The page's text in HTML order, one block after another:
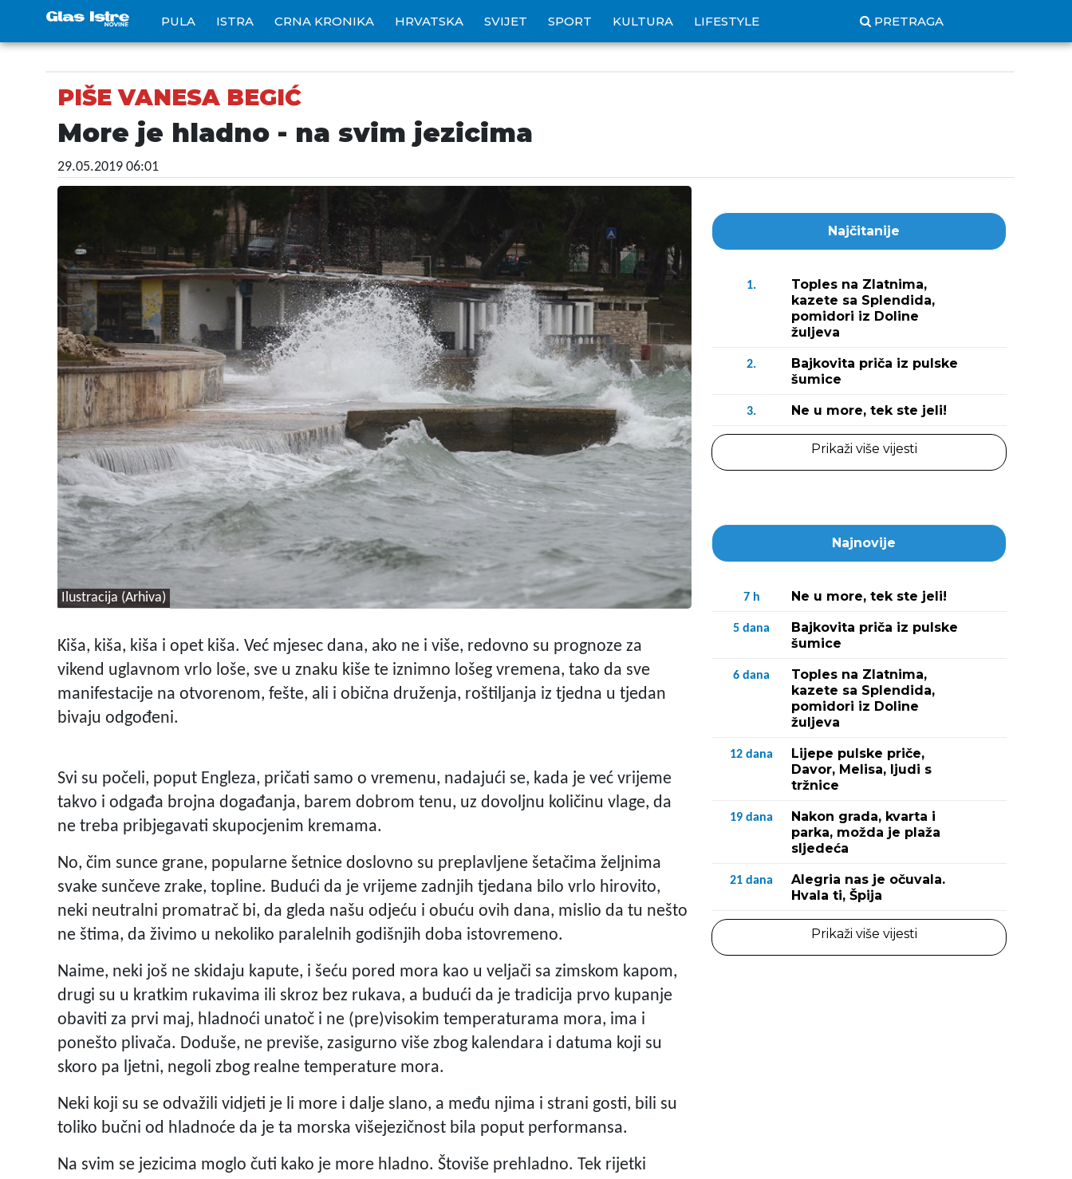
PULA ISTRA CRNA KRONIKA HRVATSKA SVIJET SPORT KULTURA LIFESTYLE PRETRAGA
PIŠE VANESA BEGIĆ
More je hladno - na svim jezicima
29.05.2019 06:01
Ilustracija (Arhiva)
Kiša, kiša, kiša i opet kiša. Već mjesec dana, ako ne i više, redovno su prognoze za
vikend uglavnom vrlo loše, sve u znaku kiše te iznimno lošeg vremena, tako da sve
manifestacije na otvorenom, fešte, ali i obična druženja, roštiljanja iz tjedna u tjedan
bivaju odgođeni.
Svi su počeli, poput Engleza, pričati samo o vremenu, nadajući se, kada je već vrijeme
takvo i odgađa brojna događanja, barem dobrom tenu, uz dovoljnu količinu vlage, da
ne treba pribjegavati skupocjenim kremama.
No, čim sunce grane, popularne šetnice doslovno su preplavljene šetačima željnima
svake sunčeve zrake, topline. Budući da je vrijeme zadnjih tjedana bilo vrlo hirovito,
neki neutralni promatrač bi, da gleda našu odjeću i obuću ovih dana, mislio da tu nešto
ne štima, da živimo u nekoliko paralelnih godišnjih doba istovremeno.
Naime, neki još ne skidaju kapute, i šeću pored mora kao u veljači sa zimskom kapom,
drugi su u kratkim rukavima ili skroz bez rukava, a budući da je tradicija prvo kupanje
obaviti za prvi maj, hladnoći unatoč i ne (pre)visokim temperaturama mora, ima i
ponešto plivača. Doduše, ne previše, zasigurno više zbog kalendara i datuma koji su
skoro pa ljetni, negoli zbog realne temperature mora.
Neki koji su se odvažili vidjeti je li more i dalje slano, a među njima i strani gosti, bili su
toliko bučni od hladnoće da je ta morska višejezičnost bila poput performansa.
Na svim se jezicima moglo čuti kako je more hladno. Štoviše prehladno. Tek rijetki
Najčitanije
1.
Toples na Zlatnima,
kazete sa Splendida,
pomidori iz Doline
žuljeva
2.
Bajkovita priča iz pulske
šumice
3. Ne u more, tek ste jeli!
Prikaži više vijesti
Najnovije
7 h Ne u more, tek ste jeli!
5 dana
Bajkovita priča iz pulske
šumice
6 dana
Toples na Zlatnima,
kazete sa Splendida,
pomidori iz Doline
žuljeva
12 dana
Lijepe pulske priče,
Davor, Melisa, ljudi s
tržnice
19 dana
Nakon grada, kvarta i
parka, možda je plaža
sljedeća
21 dana
Alegria nas je očuvala.
Hvala ti, Špija
Prikaži više vijesti